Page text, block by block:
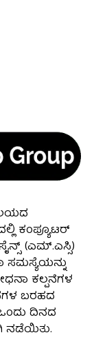
ಕಂಪ್ಯೂಟರ್
(ಎಮ್.ಎಸ್ಸಿ)
ಸಮಸ್ಯೆಯನ್ನು
ಕಲ್ಪನೆಗಳ
ಬರಹದ
ದಿನದ
ನಡೆಯಿತು.